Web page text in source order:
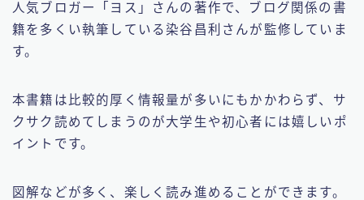
人気ブロガー「ヨス」さんの著作で、ブログ関係の書
籍を多くい執筆している染谷昌利さんが監修していま
す。
本書籍は比較的厚く情報量が多いにもかかわらず、サ
クサク読めてしまうのが大学生や初心者には嬉しいポ
イントです。
図解などが多く、楽しく読み進めることができます。